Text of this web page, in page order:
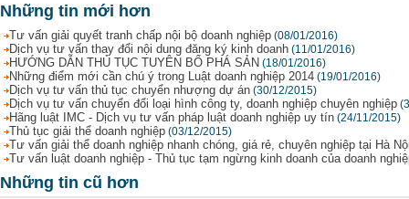
Những tin mới hơn
Tư vấn giải quyết tranh chấp nội bộ doanh nghiệp (08/01/2016)
Dịch vụ tư vấn thay đổi nội dung đăng ký kinh doanh (11/01/2016)
HƯỚNG DẪN THỦ TỤC TUYÊN BỐ PHÁ SẢN (18/01/2016)
Những điểm mới cần chú ý trong Luật doanh nghiệp 2014 (19/01/2016)
Dịch vụ tư vấn thủ tục chuyển nhượng dự án (30/12/2015)
Dịch vụ tư vấn chuyển đổi loại hình công ty, doanh nghiệp chuyên nghiệp
Hãng luật IMC - Dịch vụ tư vấn pháp luật doanh nghiệp uy tín (24/11/2015)
Thủ tục giải thể doanh nghiệp (03/12/2015)
Tư vấn giải thể doanh nghiệp nhanh chóng, giá rẻ, chuyên nghiệp tại Hà
Tư vấn luật doanh nghiệp - Thủ tục tạm ngừng kinh doanh của doanh
Những tin cũ hơn